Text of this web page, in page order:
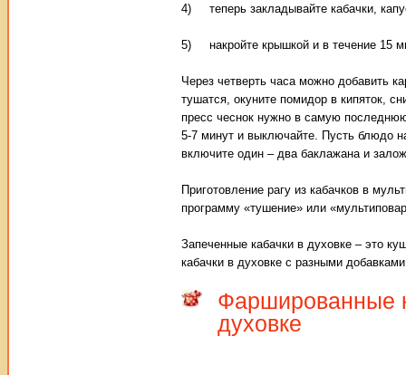
4) теперь закладывайте кабачки,
5) накройте крышкой и в течение 15
Через четверть часа можно добавить
тушатся, окуните помидор в кипяток,
пресс чеснок нужно в самую
5-7 минут и выключайте. Пусть блюдо
включите один – два баклажана и
Приготовление рагу из кабачков в
программу «тушение» или
Запеченные кабачки в духовке – это
кабачки в духовке с разными
Фаршированные
духовке